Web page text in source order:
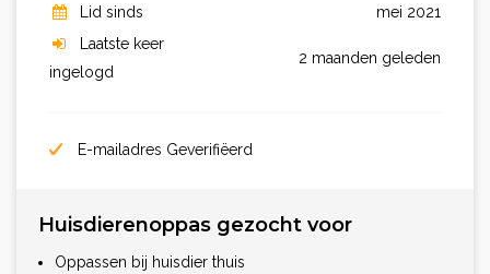
Lid sinds
mei 2021
Laatste keer
ingelogd
2 maanden geleden
E-mailadres Geverifiëerd
Huisdierenoppas gezocht voor
Oppassen bij huisdier thuis